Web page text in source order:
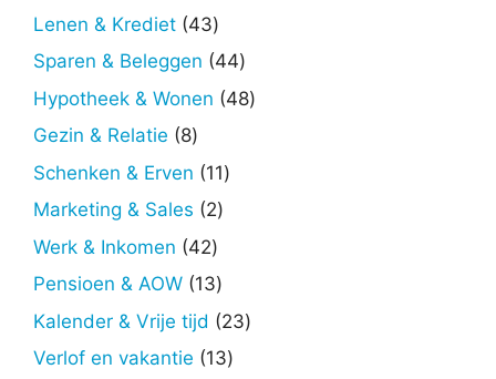
Lenen & Krediet 4343
producten
Sparen & Beleggen 4444
producten
Hypotheek & Wonen 4848
Gezin & Relatie 88
producten
Schenken & Erven 1111
Marketing & Sales 22
Werk & Inkomen 4242
producten
Pensioen & AOW 1313
producten
Kalender & Vrije tijd 2323
Verlof en vakantie 1313